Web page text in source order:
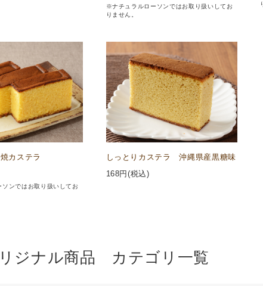
※ナチュラルローソンではお取り扱いしてお
りません。
カステラ
ンではお取り扱いしてお
しっとりカステラ 沖縄県産黒糖味
168円(税込)
ジナル商品 カテゴリ一覧